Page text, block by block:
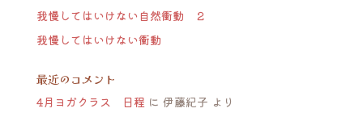
我慢してはいけない自然衝動 ２
我慢してはいけない衝動
最近のコメント
4月ヨガクラス 日程 に 伊藤紀子 より